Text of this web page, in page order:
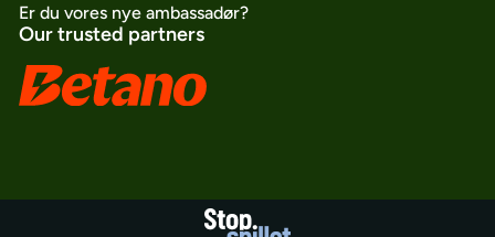
Er du vores nye ambassadør?
Our trusted partners